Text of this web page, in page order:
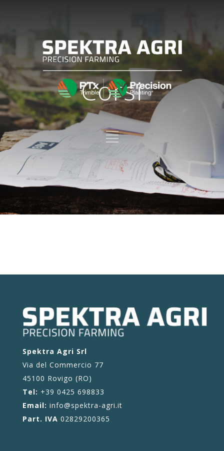
Corsi
Spektra Agri Srl
Via del Commercio 77
45100 Rovigo (RO)
Tel: +39 0425 698833
Email: info@spektra-agri.it
Part. IVA 02829200365